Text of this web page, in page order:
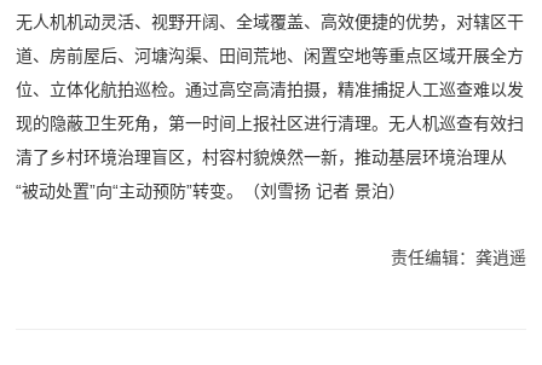
无人机机动灵活、视野开阔、全域覆盖、高效便捷的优势，对辖区干
道、房前屋后、河塘沟渠、田间荒地、闲置空地等重点区域开展全方
位、立体化航拍巡检。通过高空高清拍摄，精准捕捉人工巡查难以发
现的隐蔽卫生死角，第一时间上报社区进行清理。无人机巡查有效扫
清了乡村环境治理盲区，村容村貌焕然一新，推动基层环境治理从
“被动处置”向“主动预防”转变。
（刘雪扬 记者 景泊）
责任编辑：龚逍遥